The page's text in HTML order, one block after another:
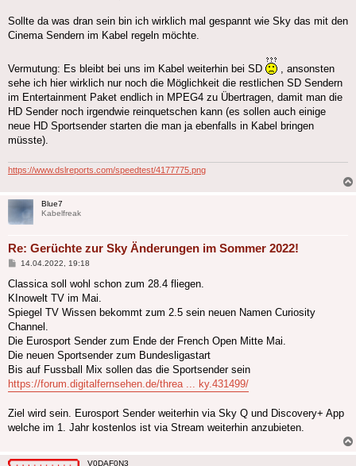
Sollte da was dran sein bin ich wirklich mal gespannt wie Sky das mit den
Cinema Sendern im Kabel regeln möchte.
Vermutung: Es bleibt bei uns im Kabel weiterhin bei SD
, ansonsten
sehe ich hier wirklich nur noch die Möglichkeit die restlichen SD Sendern
im Entertainment Paket endlich in MPEG4 zu Übertragen, damit man die
HD Sender noch irgendwie reinquetschen kann (es sollen auch einige
neue HD Sportsender starten die man ja ebenfalls in Kabel bringen
müsste).
https://www.dslreports.com/speedtest/4177775.png
Blue7
Kabelfreak
Re: Gerüchte zur Sky Änderungen im Sommer 2022!
Beitrag
14.04.2022, 19:18
Classica soll wohl schon zum 28.4 fliegen.
KInowelt TV im Mai.
Spiegel TV Wissen bekommt zum 2.5 sein neuen Namen Curiosity
Channel.
Die Eurosport Sender zum Ende der French Open Mitte Mai.
Die neuen Sportsender zum Bundesligastart
Bis auf Fussball Mix sollen das die Sportsender sein
https://forum.digitalfernsehen.de/threa ... ky.431499/
Ziel wird sein. Eurosport Sender weiterhin via Sky Q und Discovery+ App
welche im 1. Jahr kostenlos ist via Stream weiterhin anzubieten.
V0DAF0N3